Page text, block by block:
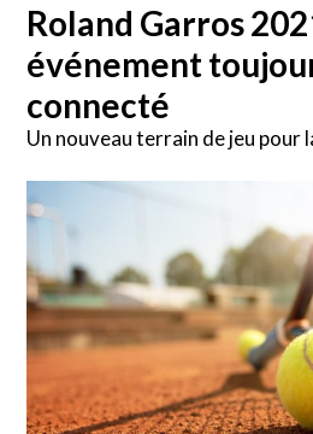
Roland Garros
événement
connecté
Un nouveau terrain de jeu pour